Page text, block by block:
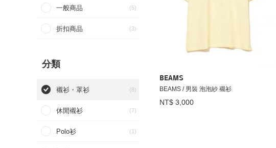
一般商品 (5)
折扣商品 (3)
分類
襯衫・罩衫 (8)
休閒襯衫 (7)
Polo衫 (1)
BEAMS
BEAMS / 男裝 泡泡紗 襯衫
NT$ 3,000